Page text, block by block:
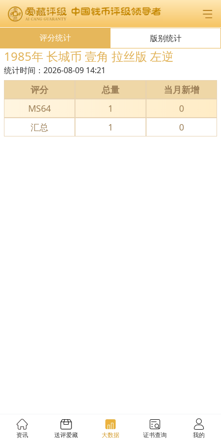
评分统计 版别统计
1985年 长城币 壹角 拉丝版 左逆
统计时间： 2026-08-09 14:21
评分 总量
当月新增
MS64
1
0
汇总
1 0
资讯 送评爱藏 大数据 证书查询 我的